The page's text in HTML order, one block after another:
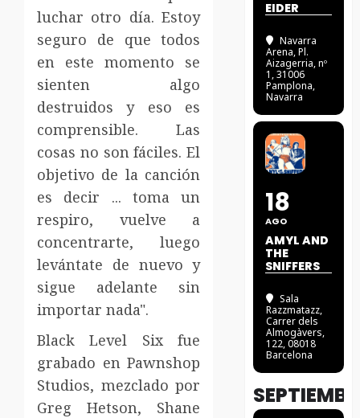
luchar otro día.Estoy
seguro de que todos
en este momento se
sienten algo
destruidos y eso es
comprensible.Las
cosas no son fáciles.El
objetivo de la canción
es decir ... toma un
respiro, vuelve a
concentrarte, luego
levántate de nuevo y
sigue adelante sin
importar nada".
Black Level Six fue
grabado en Pawnshop
Studios, mezclado por
Greg Hetson, Shane
EIDER
Navarra
Arena, Pl.
Aizagerria, nº
1, 31006
Pamplona,
Navarra
18
AGO
AMYL AND
THE
SNIFFERS
Sala
Razzmatazz,
Carrer dels
Almogàvers,
122, 08018
Barcelona